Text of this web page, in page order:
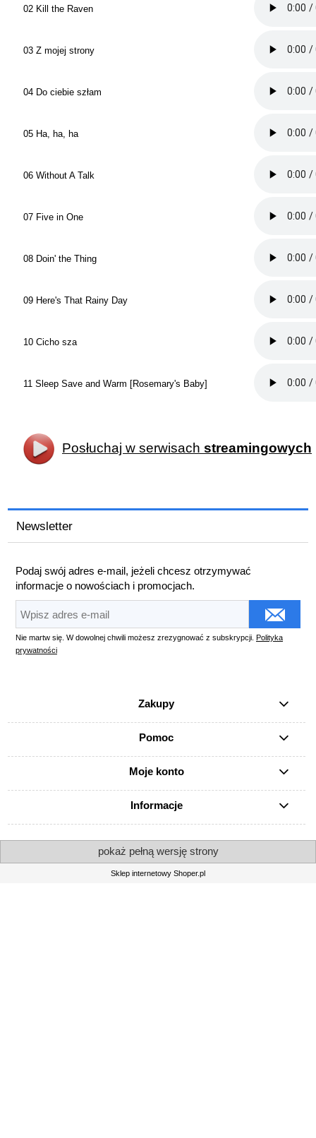
02 Kill the Raven
03 Z mojej strony
04 Do ciebie szłam
05 Ha, ha, ha
06 Without A Talk
07 Five in One
08 Doin' the Thing
09 Here's That Rainy Day
10 Cicho sza
11 Sleep Save and Warm [Rosemary's Baby]
Posłuchaj w serwisach streamingowych
Newsletter
Podaj swój adres e-mail, jeżeli chcesz otrzymywać
informacje o nowościach i promocjach.
Nie martw się. W dowolnej chwili możesz zrezygnować z subskrypcji.
Polityka
prywatności
Zakupy
Pomoc
Moje konto
Informacje
pokaż pełną wersję strony
Sklep internetowy Shoper.pl